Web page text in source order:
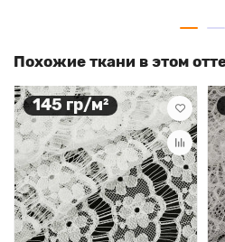
Похожие ткани в этом
145 гр/м²